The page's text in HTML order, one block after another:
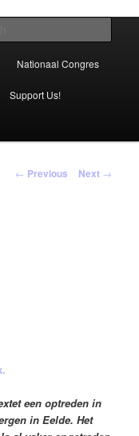
voor de altviool
Nationaal Congres
Support Us!
Post
← Previous Next →
een optreden in
in Eelde. Het